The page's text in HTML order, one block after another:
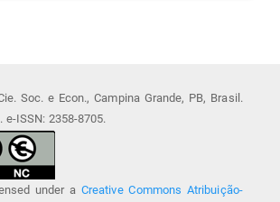
Soc. e Econ., Campina Grande, PB, Brasil.
e-ISSN: 2358-8705.
under a Creative Commons Atribuição-